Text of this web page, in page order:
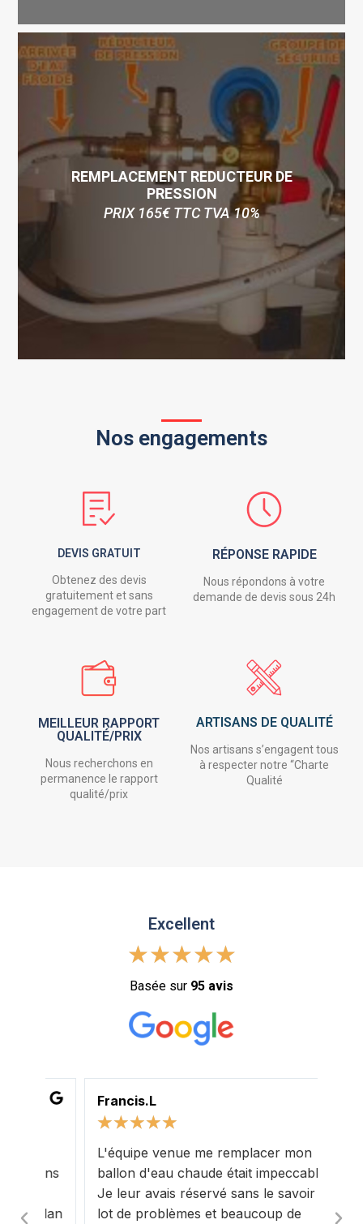
REMPLACEMENT REDUCTEUR DE
PRESSION
PRIX 165€ TTC TVA 10%
Nos engagements
DEVIS GRATUIT
Obtenez des devis
gratuitement et sans
engagement de votre part
RÉPONSE RAPIDE
Nous répondons à votre
demande de devis sous 24h
MEILLEUR RAPPORT
QUALITÉ/PRIX
Nous recherchons en
permanence le rapport
qualité/prix
ARTISANS DE QUALITÉ
Nos artisans s’engagent tous
à respecter notre “Charte
Qualité
Excellent
★★★★★
Basée sur 95 avis
Francis.L
★★★
L'équipe venue me remplacer mon
ballon d'eau chaude était impeccable.
Je leur avais réservé sans le savoir un
lot de problèmes et beaucoup de